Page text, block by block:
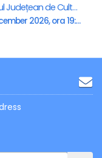
Centrul Județean de Cultură și Creație Călărași - Sala , Calarasi
27 December 2026, ora 19:00